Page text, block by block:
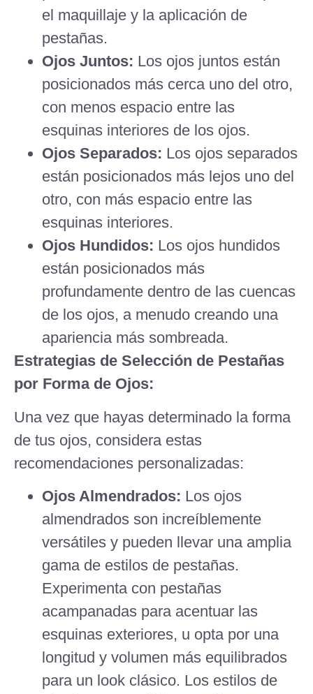
el maquillaje y la aplicación de
pestañas.
Ojos Juntos: Los ojos juntos están
posicionados más cerca uno del otro,
con menos espacio entre las
esquinas interiores de los ojos.
Ojos Separados: Los ojos separados
están posicionados más lejos uno del
otro, con más espacio entre las
esquinas interiores.
Ojos Hundidos: Los ojos hundidos
están posicionados más
profundamente dentro de las cuencas
de los ojos, a menudo creando una
apariencia más sombreada.
Estrategias de Selección de Pestañas
por Forma de Ojos:
Una vez que hayas determinado la forma
de tus ojos, considera estas
recomendaciones personalizadas:
Ojos Almendrados: Los ojos
almendrados son increíblemente
versátiles y pueden llevar una amplia
gama de estilos de pestañas.
Experimenta con pestañas
acampanadas para acentuar las
esquinas exteriores, u opta por una
longitud y volumen más equilibrados
para un look clásico. Los estilos de